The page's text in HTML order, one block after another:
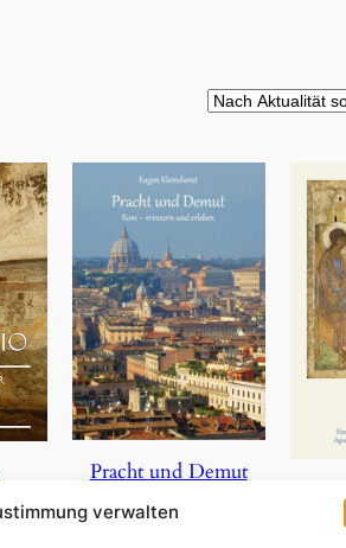
verwalten
Pracht und Demut
5,90